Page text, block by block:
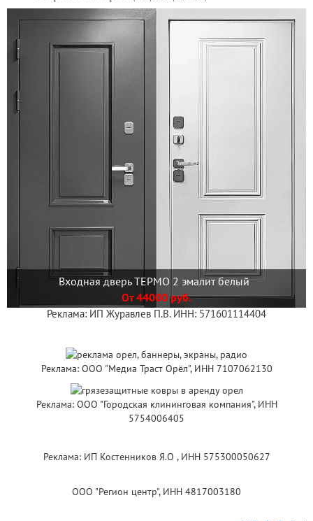
Входная дверь ТЕРМО 2 эмалит белый
От 44000 руб.
Реклама: ИП Журавлев П.В. ИНН: 571601114404
Реклама: ООО "Медиа Траст Орёл", ИНН 7107062130
Реклама: ООО "Городская клининговая компания", ИНН
5754006405
Реклама: ИП Костенников Я.О , ИНН 575300050627
ООО "Регион центр", ИНН 4817003180